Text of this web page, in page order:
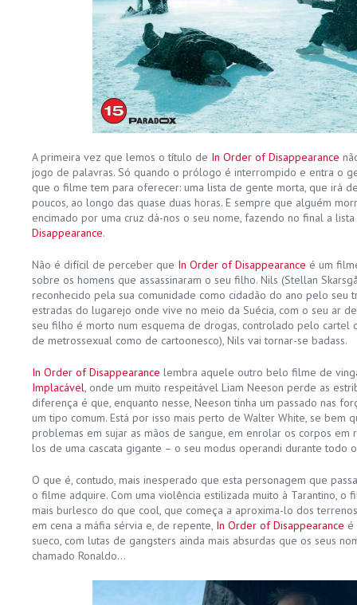
A primeira vez que lemos o título de In Order of Disappearance
jogo de palavras. Só quando o prólogo é interrompido e entra o
que o filme tem para oferecer: uma lista de gente morta, que irá
poucos, ao longo das quase duas horas. E sempre que alguém
encimado por uma cruz dá-nos o seu nome, fazendo no final a
Disappearance.
Não é difícil de perceber que In Order of Disappearance é um
sobre os homens que assassinaram o seu filho. Nils (Stellan
reconhecido pela sua comunidade como cidadão do ano pelo seu
estradas do lugarejo onde vive no meio da Suécia, com o seu ar
seu filho é morto num esquema de drogas, controlado pelo cartel
de metrossexual como de cartoonesco), Nils vai tornar-se badass.
In Order of Disappearance lembra aquele outro belo filme de
Implacável, onde um muito respeitável Liam Neeson perde as
diferença é que, enquanto nesse, Neeson tinha um passado nas
um tipo comum. Está por isso mais perto de Walter White, se bem
problemas em sujar as mãos de sangue, em enrolar os corpos
los de uma cascata gigante – o seu modus operandi durante todo
O que é, contudo, mais inesperado que esta personagem que
o filme adquire. Com uma violência estilizada muito à Tarantino, o
mais burlesco do que cool, que começa a aproxima-lo dos
em cena a máfia sérvia e, de repente, In Order of Disappearance
sueco, com lutas de gangsters ainda mais absurdas que os seus
chamado Ronaldo…